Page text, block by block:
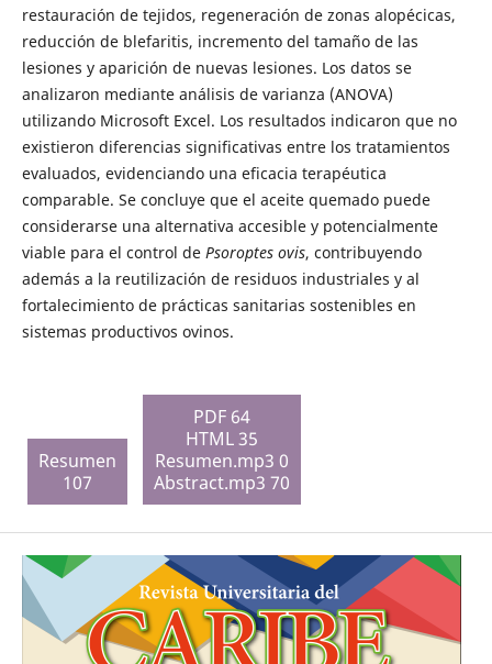
restauración de tejidos, regeneración de zonas alopécicas,
reducción de blefaritis, incremento del tamaño de las
lesiones y aparición de nuevas lesiones. Los datos se
analizaron mediante análisis de varianza (ANOVA)
utilizando Microsoft Excel. Los resultados indicaron que no
existieron diferencias significativas entre los tratamientos
evaluados, evidenciando una eficacia terapéutica
comparable. Se concluye que el aceite quemado puede
considerarse una alternativa accesible y potencialmente
viable para el control de Psoroptes ovis, contribuyendo
además a la reutilización de residuos industriales y al
fortalecimiento de prácticas sanitarias sostenibles en
sistemas productivos ovinos.
Resumen
107
PDF 64
HTML 35
Resumen.mp3 0
Abstract.mp3 70